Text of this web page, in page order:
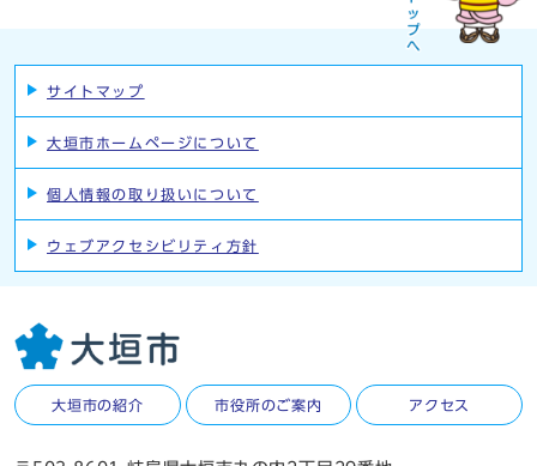
サイトマップ
大垣市ホームページについて
個人情報の取り扱いについて
ウェブアクセシビリティ方針
大垣市の紹介 市役所のご案内 アクセス